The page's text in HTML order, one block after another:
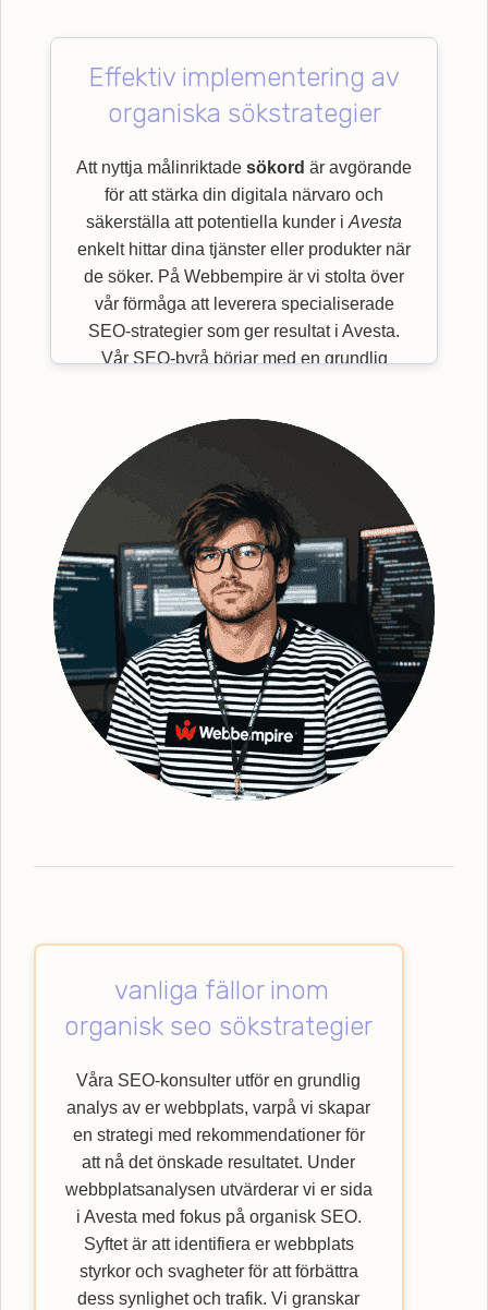
Effektiv implementering av
organiska sökstrategier
Att nyttja målinriktade sökord är avgörande
för att stärka din digitala närvaro och
säkerställa att potentiella kunder i Avesta
enkelt hittar dina tjänster eller produkter när
de söker. På Webbempire är vi stolta över
vår förmåga att leverera specialiserade
SEO-strategier som ger resultat i Avesta.
Vår SEO-byrå börjar med en grundlig
Genom en effektiv implementering av
organiska sökstrategier, säkerställer vi en
bättre synlighet för din webbplats. Efter
grundlig analys och identifiering av
strategiska sökord, optimerar vi din
webbplats - från kopiering till struktur och
metadata. Detta gör att vi kan förbättra din
webbplats ranking och därmed också den
övergripande lokala synligheten. Vi ser till
att erbjuda den mest effektivaorganiska
SEO-tjänsten, oavsett vilka lösningar du
behöver. Webbempire optimerar er digitala
marknadsföring så att din verksamhet står
som ledande i SE-resultaten. Som en
med att lyfta din verksamhet till nya höjder
genom att nyttja vår specialistkompetens
inom SEO. Upptäck hur Webbempire kan
förbättra din webbplats ranking och nå ut till
en bredare kundkrets med vår
SEO-byrå.
vanliga fällor inom
organisk seo sökstrategier
Våra SEO-konsulter utför en grundlig
analys av er webbplats, varpå vi skapar
en strategi med rekommendationer för
att nå det önskade resultatet. Under
webbplatsanalysen utvärderar vi er sida
i Avesta med fokus på organisk SEO.
Syftet är att identifiera er webbplats
styrkor och svagheter för att förbättra
dess synlighet och trafik. Vi granskar